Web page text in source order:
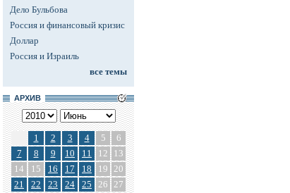
Дело Бульбова
Россия и финансовый кризис
Доллар
Россия и Израиль
все темы
АРХИВ
1 2 3 4 5
6
7
8 9 10 11 12
13
14
15 16 17 18 19 20
21
22 23 24 25 26 27